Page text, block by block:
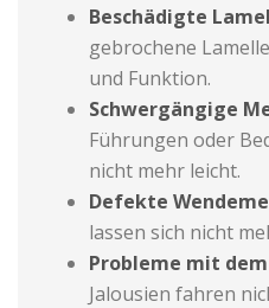
Beschädigte
gebrochene
und Funktion.
Schwergängige
Führungen oder
nicht mehr leicht.
Defekte
lassen sich nicht
Probleme mit
Jalousien fahren